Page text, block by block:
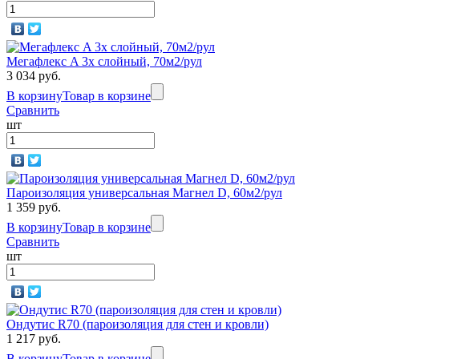
Мегафлекс A 3х слойный, 70м2/рул
3 034 руб.
В корзинуТовар в корзине
Сравнить
шт
Пароизоляция универсальная Магнел D, 60м2/рул
1 359 руб.
В корзинуТовар в корзине
Сравнить
шт
Ондутис R70 (пароизоляция для стен и кровли)
1 217 руб.